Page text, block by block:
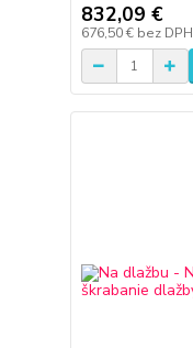
832,09 €
676,50 € bez DPH